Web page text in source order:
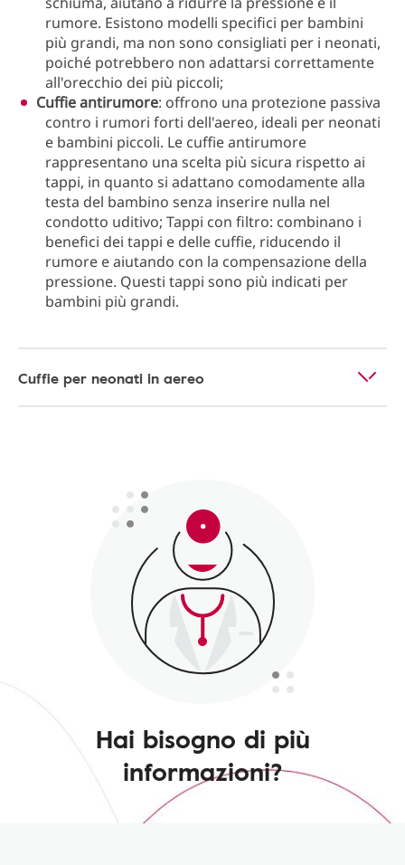
rumore. Esistono modelli specifici per bambini
più grandi, ma non sono consigliati per i neonati,
poiché potrebbero non adattarsi correttamente
all'orecchio dei più piccoli;
Cuffie antirumore: offrono una protezione passiva
contro i rumori forti dell'aereo, ideali per neonati
e bambini piccoli. Le cuffie antirumore
rappresentano una scelta più sicura rispetto ai
tappi, in quanto si adattano comodamente alla
testa del bambino senza inserire nulla nel
condotto uditivo; Tappi con filtro: combinano i
benefici dei tappi e delle cuffie, riducendo il
rumore e aiutando con la compensazione della
pressione. Questi tappi sono più indicati per
bambini più grandi.
Cuffie per neonati in aereo
Hai bisogno di più
informazioni?